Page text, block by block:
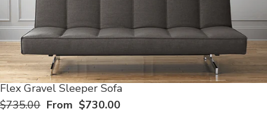
Flex Gravel Sleeper Sofa
$735.00 From $730.00